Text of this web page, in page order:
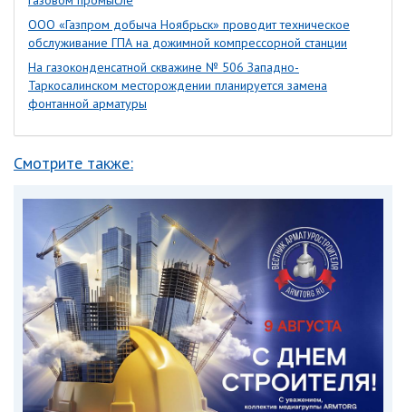
ООО «Газпром добыча Ноябрьск» проводит техническое
обслуживание ГПА на дожимной компрессорной станции
На газоконденсатной скважине № 506 Западно-
Таркосалинском месторождении планируется замена
фонтанной арматуры
Смотрите также: